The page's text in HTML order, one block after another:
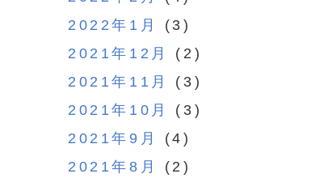
2022年1月
(3)
2021年12月
(2)
2021年11月
(3)
2021年10月
(3)
2021年9月
(4)
2021年8月
(2)